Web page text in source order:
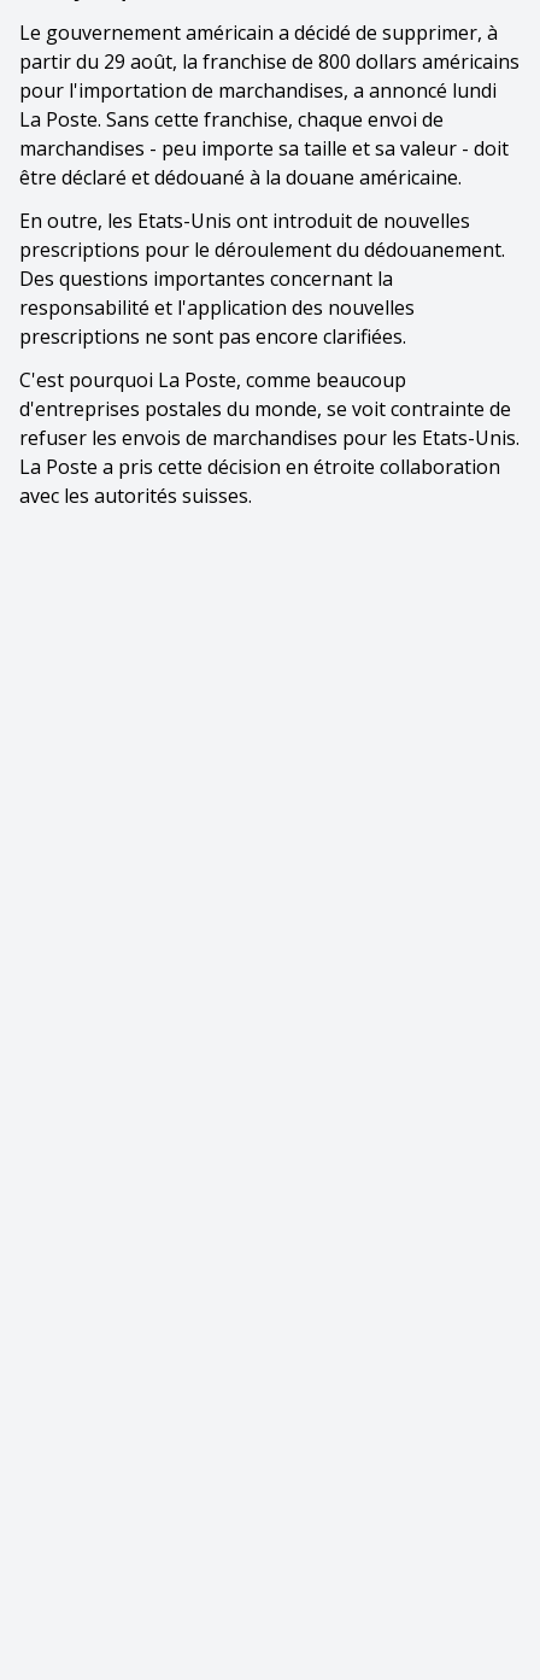
Le gouvernement américain a décidé de supprimer, à
partir du 29 août, la franchise de 800 dollars américains
pour l'importation de marchandises, a annoncé lundi
La Poste. Sans cette franchise, chaque envoi de
marchandises - peu importe sa taille et sa valeur - doit
être déclaré et dédouané à la douane américaine.
En outre, les Etats-Unis ont introduit de nouvelles
prescriptions pour le déroulement du dédouanement.
Des questions importantes concernant la
responsabilité et l'application des nouvelles
prescriptions ne sont pas encore clarifiées.
C'est pourquoi La Poste, comme beaucoup
d'entreprises postales du monde, se voit contrainte de
refuser les envois de marchandises pour les Etats-Unis.
La Poste a pris cette décision en étroite collaboration
avec les autorités suisses.